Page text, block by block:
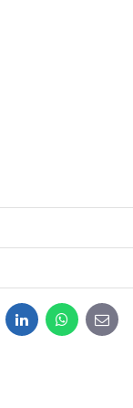
LinkedInWhatsApp
E-
mail